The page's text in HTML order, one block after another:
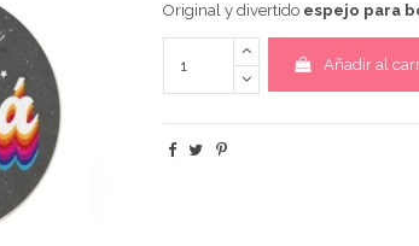
Original y divertido espejo para
Añadir al